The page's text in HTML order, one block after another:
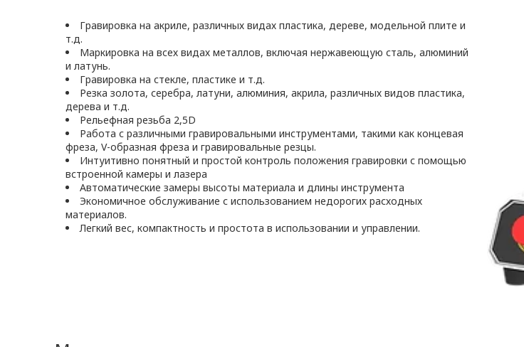
Гравировка на акриле, различных видах пластика, дереве, модельной плите и
т.д.
Маркировка на всех видах металлов, включая нержавеющую сталь, алюминий
и латунь.
Гравировка на стекле, пластике и т.д.
Резка золота, серебра, латуни, алюминия, акрила, различных видов пластика,
дерева и т.д.
Рельефная резьба 2,5D
Работа с различными гравировальными инструментами, такими как концевая
фреза, V-образная фреза и гравировальные резцы.
Интуитивно понятный и простой контроль положения гравировки с помощью
встроенной камеры и лазера
Автоматические замеры высоты материала и длины инструмента
Экономичное обслуживание с использованием недорогих расходных
материалов.
Легкий вес, компактность и простота в использовании и управлении.